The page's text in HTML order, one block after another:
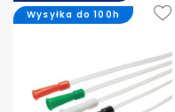
Wysyłka do 100h